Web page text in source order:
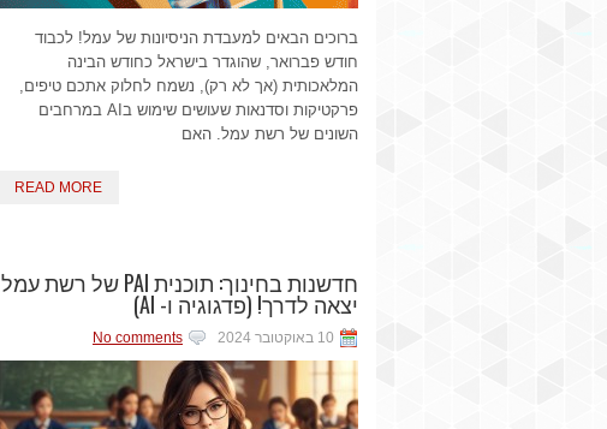
ברוכים הבאים למעבדת הניסיונות של עמל! לכבוד
חודש פברואר, שהוגדר בישראל כחודש הבינה
המלאכותית (אך לא רק), נשמח לחלוק אתכם טיפים,
פרקטיקות וסדנאות שעושים שימוש בAI במרחבים
השונים של רשת עמל. האם
READ MORE
חדשנות בחינוך: תוכנית PAI של רשת עמל
יצאה לדרך! (פדגוגיה ו- AI)
10 באוקטובר 2024 No comments